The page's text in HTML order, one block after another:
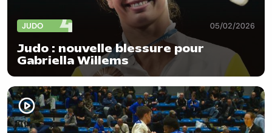
JUDO 05/02/2026
Judo : nouvelle blessure pour
Gabriella Willems